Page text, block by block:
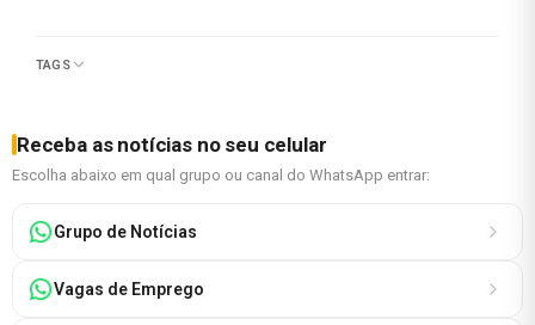
TAGS
Receba as notícias no seu celular
Escolha abaixo em qual grupo ou canal do WhatsApp entrar:
Grupo de Notícias
Vagas de Emprego